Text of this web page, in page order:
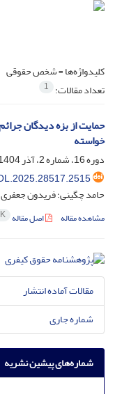
کلیدواژه‌ها =شخص حقوقی
تعداد مقالات: 1
حمایت از بزه دیدگان
خواسته
دوره 16، شماره 2، آذر 1404، صفحه
حامد چگینی؛ فریدون
مشاهده مقاله اصل مقاله
مقالات آماده انتشار
شماره جاری
شماره‌های پیشین نشریه